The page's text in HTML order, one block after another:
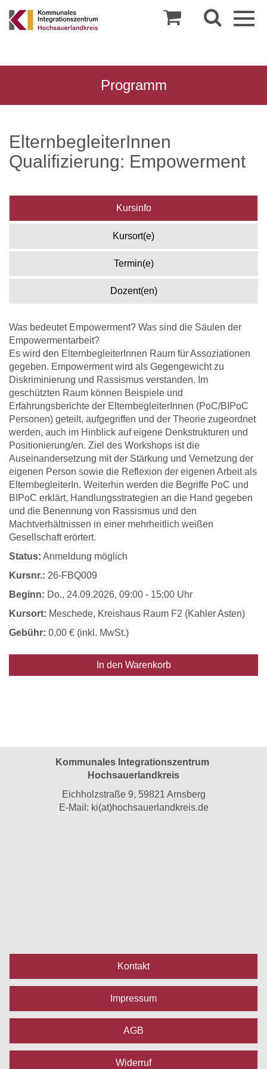
Programm
ElternbegleiterInnen
Qualifizierung: Empowerment
Kursinfo
Kursort(e)
Termin(e)
Dozent(en)
Was bedeutet Empowerment? Was sind die Säulen der
Empowermentarbeit?
Es wird den ElternbegleiterInnen Raum für Assoziationen
gegeben. Empowerment wird als Gegengewicht zu
Diskriminierung und Rassismus verstanden. Im
geschützten Raum können Beispiele und
Erfahrungsberichte der ElternbegleiterInnen (PoC/BIPoC
Personen) geteilt, aufgegriffen und der Theorie zugeordnet
werden, auch im Hinblick auf eigene Denkstrukturen und
Positionierung/en. Ziel des Workshops ist die
Auseinandersetzung mit der Stärkung und Vernetzung der
eigenen Person sowie die Reflexion der eigenen Arbeit als
ElternbegleiterIn. Weiterhin werden die Begriffe PoC und
BIPoC erklärt, Handlungsstrategien an die Hand gegeben
und die Benennung von Rassismus und den
Machtverhältnissen in einer mehrheitlich weißen
Gesellschaft erörtert.
Status: Anmeldung möglich
Kursnr.: 26-FBQ009
Beginn: Do., 24.09.2026, 09:00 - 15:00 Uhr
Kursort: Meschede, Kreishaus Raum F2 (Kahler Asten)
Gebühr: 0,00 € (inkl. MwSt.)
In den Warenkorb
Kommunales Integrationszentrum
Hochsauerlandkreis
Eichholzstraße 9, 59821 Arnsberg
E-Mail: ki(at)hochsauerlandkreis.de
Kontakt
Impressum
AGB
Widerruf